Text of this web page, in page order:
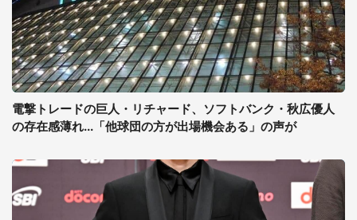
電撃トレードの巨人・リチャード、ソフトバンク・秋広優人
の存在感薄れ...「他球団の方が出場機会ある」の声が